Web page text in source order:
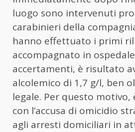
luogo sono intervenuti
carabinieri della
hanno effettuato i primi
accompagnato in
accertamenti, è risultato
alcolemico di 1,7 g/l, ben
legale. Per questo
con l’accusa di omicidio
agli arresti domiciliari in